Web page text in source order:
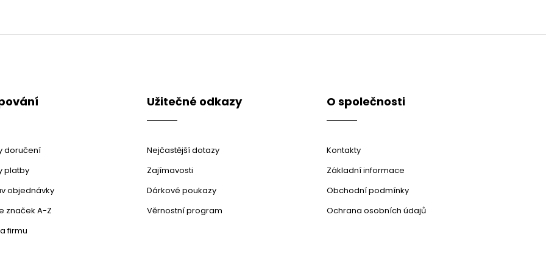
doručení
platby
objednávky
značek A-Z
firmu
Užitečné odkazy
Nejčastější dotazy
Zajímavosti
Dárkové poukazy
Věrnostní program
O společnosti
Kontakty
Základní informace
Obchodní podmínky
Ochrana osobních údajů